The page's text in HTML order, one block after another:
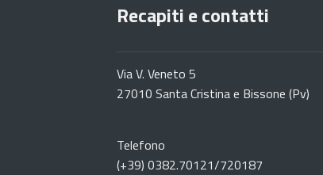
Recapiti e contatti
Via V. Veneto 5
27010 Santa Cristina e Bissone (Pv)
Telefono
(+39) 0382.70121/720187